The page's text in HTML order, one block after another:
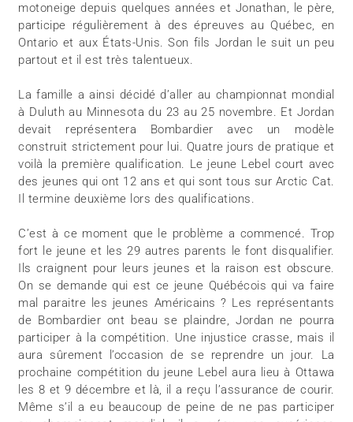
motoneige depuis quelques années et Jonathan, le père,
participe régulièrement à des épreuves au Québec, en
Ontario et aux États-Unis. Son fils Jordan le suit un peu
partout et il est très talentueux.
La famille a ainsi décidé d’aller au championnat mondial
à Duluth au Minnesota du 23 au 25 novembre. Et Jordan
devait représentera Bombardier avec un modèle
construit strictement pour lui. Quatre jours de pratique et
voilà la première qualification. Le jeune Lebel court avec
des jeunes qui ont 12 ans et qui sont tous sur Arctic Cat.
Il termine deuxième lors des qualifications.
C’est à ce moment que le problème a commencé. Trop
fort le jeune et les 29 autres parents le font disqualifier.
Ils craignent pour leurs jeunes et la raison est obscure.
On se demande qui est ce jeune Québécois qui va faire
mal paraitre les jeunes Américains ? Les représentants
de Bombardier ont beau se plaindre, Jordan ne pourra
participer à la compétition. Une injustice crasse, mais il
aura sûrement l’occasion de se reprendre un jour. La
prochaine compétition du jeune Lebel aura lieu à Ottawa
les 8 et 9 décembre et là, il a reçu l’assurance de courir.
Même s’il a eu beaucoup de peine de ne pas participer